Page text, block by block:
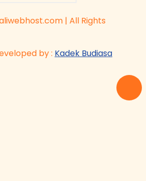
| All Rights
by : Kadek Budiasa